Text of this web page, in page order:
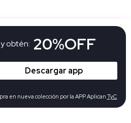
obtén: 20%OFF
Descargar app
en nueva colección por la APP Aplican TyC